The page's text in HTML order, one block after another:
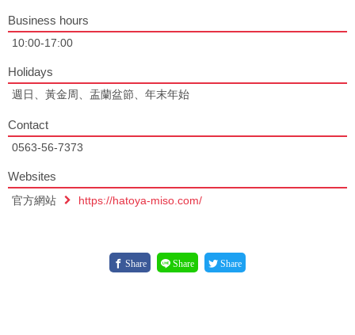
Business hours
10:00-17:00
Holidays
週日、黃金周、盂蘭盆節、年末年始
Contact
0563-56-7373
Websites
官方網站 https://hatoya-miso.com/
Share Share Share